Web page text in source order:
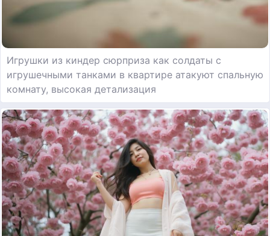
Игрушки из киндер сюрприза как солдаты с
игрушечными танками в квартире атакуют спальную
комнату, высокая детализация